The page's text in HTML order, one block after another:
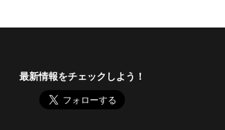
最新情報をチェックしよう！